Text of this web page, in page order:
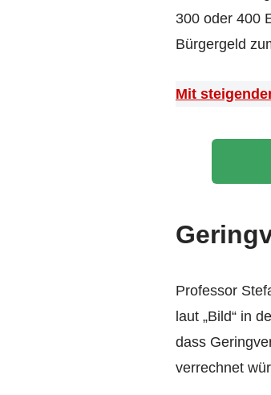
300 oder 400
Bürgergeld
Mit
Professor
laut „Bild“ in
dass
verrechnet